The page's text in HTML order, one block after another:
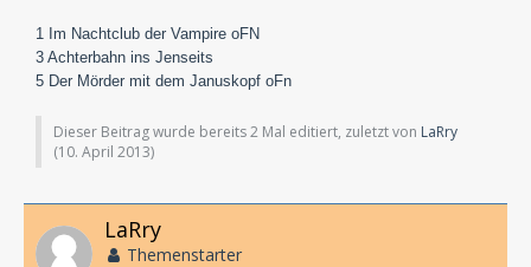
1 Im Nachtclub der Vampire oFN
3 Achterbahn ins Jenseits
5 Der Mörder mit dem Januskopf oFn
Dieser Beitrag wurde bereits 2 Mal editiert, zuletzt von LaRry
(10. April 2013)
LaRry
Themenstarter